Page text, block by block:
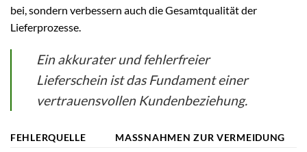
bei, sondern verbessern auch die Gesamtqualität der
Lieferprozesse.
Ein akkurater und fehlerfreier
Lieferschein ist das Fundament einer
vertrauensvollen Kundenbeziehung.
FEHLERQUELLE
MASSNAHMEN ZUR VERMEIDUNG